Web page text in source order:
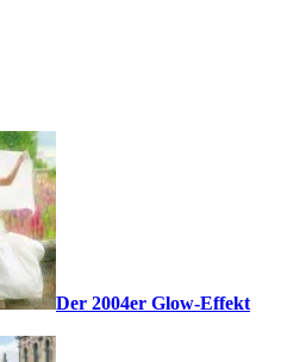
Der 2004er Glow-Effekt